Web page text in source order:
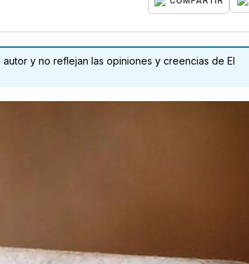
y no reflejan las opiniones y creencias de El